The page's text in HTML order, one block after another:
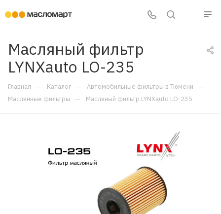
Масляный фильтр
LYNXauto LO-235
Главная — Каталог — Автомобильные фильтры в Тюмени —
Маслянные фильтры — Масляный фильтр LYNXauto LO-235